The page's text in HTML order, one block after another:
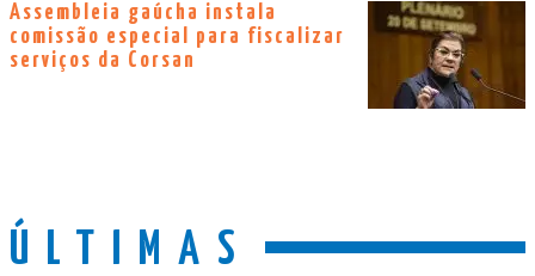
Assembleia gaúcha instala
comissão especial para fiscalizar
serviços da Corsan
ÚLTIMAS